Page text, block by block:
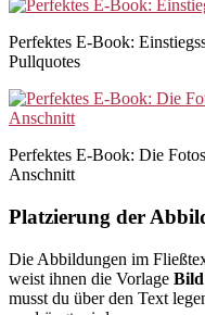
Perfektes E-Book:
Pullquotes
Perfektes E-Book: Die
Anschnitt
Platzierung der
Die Abbildungen im
weist ihnen die Vorlage Bild
musst du über den Text